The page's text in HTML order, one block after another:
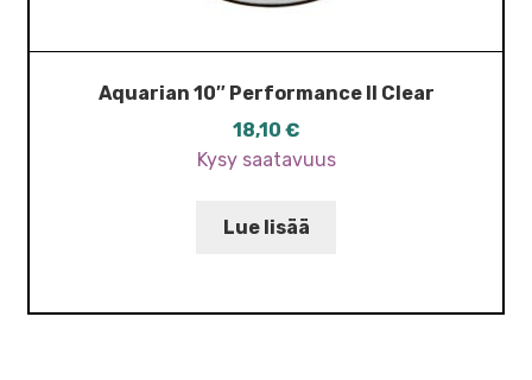
Aquarian 10″ Performance II Clear
18,10 €
Kysy saatavuus
Lue lisää